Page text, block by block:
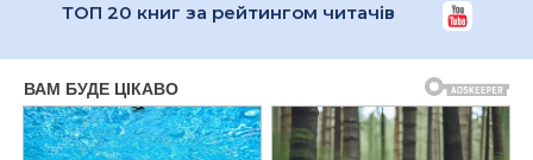
ТОП 20 книг за рейтингом читачів